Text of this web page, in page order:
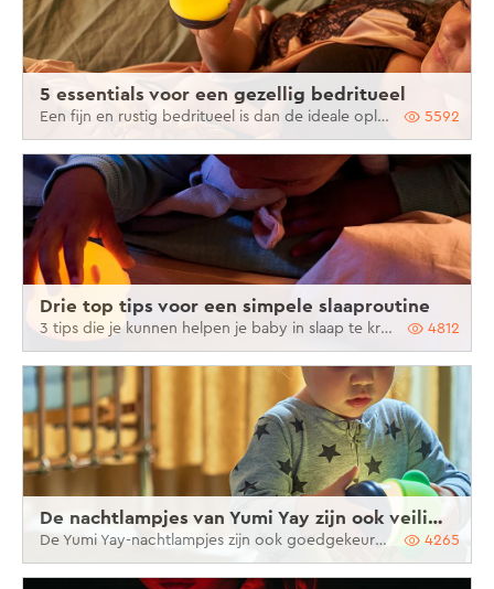
5 essentials voor een gezellig bedritueel
Een fijn en rustig bedritueel is dan de ideale oplossing om je kind zonder morren naar dromenland te laten vertrekken. 5592
Drie top tips voor een simpele slaaproutine
3 tips die je kunnen helpen je baby in slaap te krijgen 4812
De nachtlampjes van Yumi Yay zijn ook veilig speelgoed!
De Yumi Yay-nachtlampjes zijn ook goedgekeurd als veilig speelgoed 4265